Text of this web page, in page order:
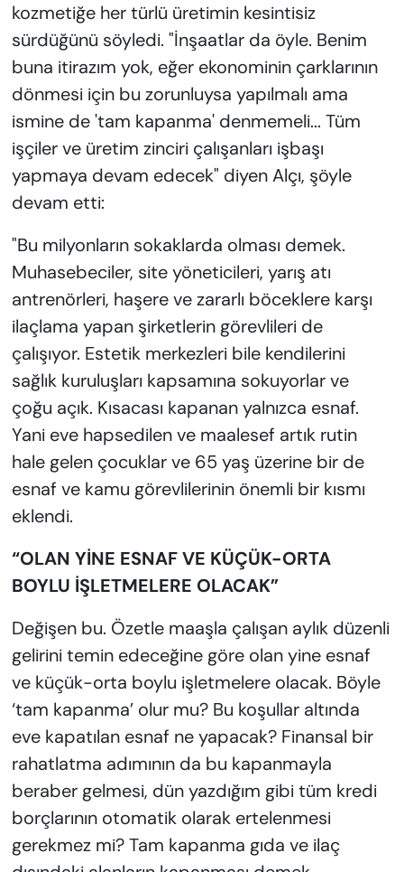
kozmetiğe her türlü üretimin kesintisiz
sürdüğünü söyledi. "İnşaatlar da öyle. Benim
buna itirazım yok, eğer ekonominin çarklarının
dönmesi için bu zorunluysa yapılmalı ama
ismine de 'tam kapanma' denmemeli... Tüm
işçiler ve üretim zinciri çalışanları işbaşı
yapmaya devam edecek" diyen Alçı, şöyle
devam etti:
"Bu milyonların sokaklarda olması demek.
Muhasebeciler, site yöneticileri, yarış atı
antrenörleri, haşere ve zararlı böceklere karşı
ilaçlama yapan şirketlerin görevlileri de
çalışıyor. Estetik merkezleri bile kendilerini
sağlık kuruluşları kapsamına sokuyorlar ve
çoğu açık. Kısacası kapanan yalnızca esnaf.
Yani eve hapsedilen ve maalesef artık rutin
hale gelen çocuklar ve 65 yaş üzerine bir de
esnaf ve kamu görevlilerinin önemli bir kısmı
eklendi.
“OLAN YİNE ESNAF VE KÜÇÜK-ORTA
BOYLU İŞLETMELERE OLACAK”
Değişen bu. Özetle maaşla çalışan aylık düzenli
gelirini temin edeceğine göre olan yine esnaf
ve küçük-orta boylu işletmelere olacak. Böyle
‘tam kapanma’ olur mu? Bu koşullar altında
eve kapatılan esnaf ne yapacak? Finansal bir
rahatlatma adımının da bu kapanmayla
beraber gelmesi, dün yazdığım gibi tüm kredi
borçlarının otomatik olarak ertelenmesi
gerekmez mi? Tam kapanma gıda ve ilaç